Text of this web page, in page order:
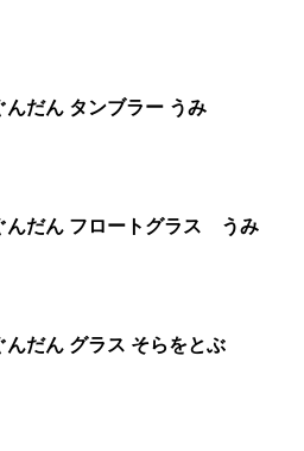
ノラネコぐんだん タンブラー うみ
ノラネコぐんだん フロートグラス うみ
ノラネコぐんだん グラス そらをとぶ